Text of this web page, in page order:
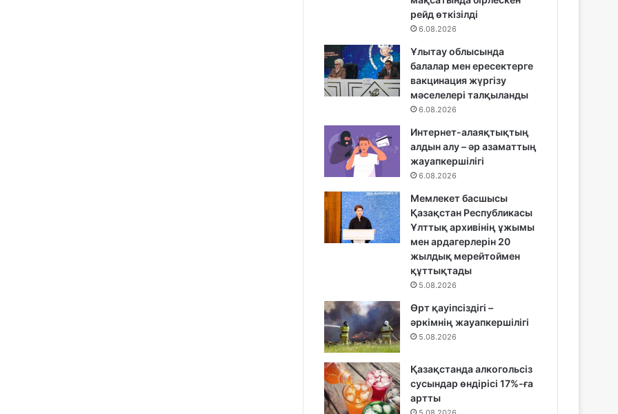
рейд өткізілді
6.08.2026
Ұлытау облысында
балалар мен ересектерге
вакцинация жүргізу
мәселелері талқыланды
6.08.2026
Интернет-алаяқтықтың
алдын алу – әр азаматтың
жауапкершілігі
6.08.2026
Мемлекет басшысы
Қазақстан Республикасы
Ұлттық архивінің ұжымы
мен ардагерлерін 20
жылдық мерейтоймен
құттықтады
5.08.2026
Өрт қауіпсіздігі –
әркімнің жауапкершілігі
5.08.2026
Қазақстанда алкогольсіз
сусындар өндірісі 17%-ға
артты